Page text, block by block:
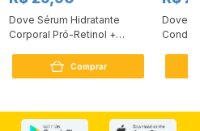
Dove Sérum Hidratante
Corporal Pró-Retinol +
Comprar
Dove